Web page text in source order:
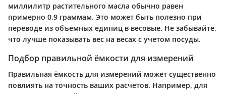
миллилитр растительного масла обычно равен
примерно 0.9 граммам. Это может быть полезно при
переводе из объемных единиц в весовые. Не забывайте,
что лучше показывать вес на весах с учетом посуды.
Подбор правильной ёмкости для измерений
Правильная ёмкость для измерений может существенно
повлиять на точность ваших расчетов. Например, для